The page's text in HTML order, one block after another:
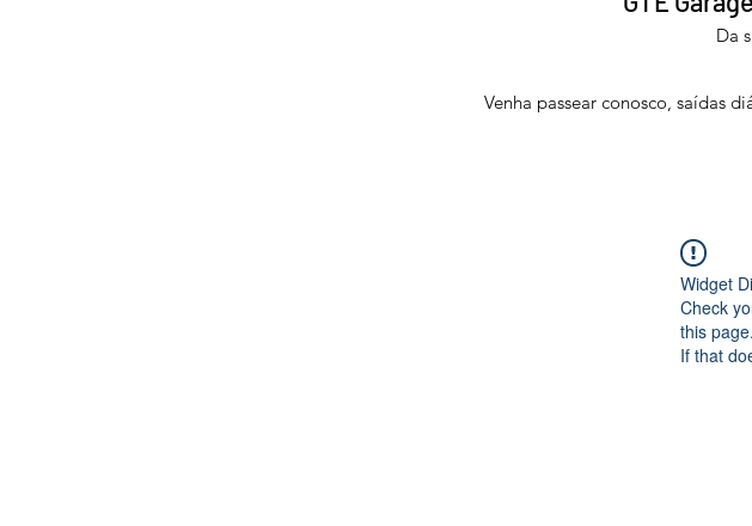
Da
Venha passear conosco, saídas
Widget
Check
this page.
If that